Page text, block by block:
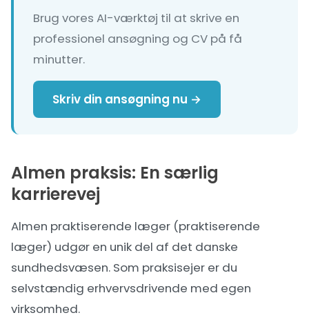
Brug vores AI-værktøj til at skrive en
professionel ansøgning og CV på få
minutter.
Skriv din ansøgning nu →
Almen praksis: En særlig
karrierevej
Almen praktiserende læger (praktiserende
læger) udgør en unik del af det danske
sundhedsvæsen. Som praksisejer er du
selvstændig erhvervsdrivende med egen
virksomhed.